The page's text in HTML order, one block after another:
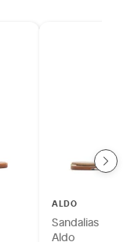
ALDO
Sandalias
Aldo